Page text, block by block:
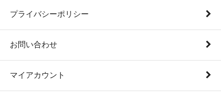
プライバシーポリシー
お問い合わせ
マイアカウント